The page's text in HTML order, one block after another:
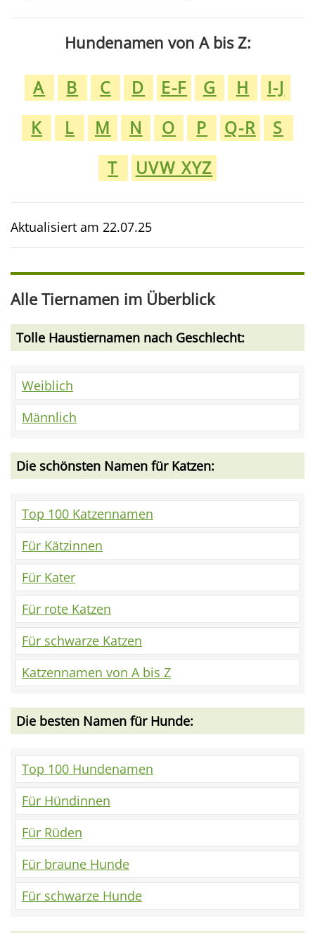
Hundenamen von A bis Z:
A B C D E-F G H
I-J
K
L M N O P Q-R
S
T
UVW XYZ
Aktualisiert am 22.07.25
Alle Tiernamen im Überblick
Tolle Haustiernamen nach Geschlecht:
Weiblich
Männlich
Die schönsten Namen für Katzen:
Top 100 Katzennamen
Für Kätzinnen
Für Kater
Für rote Katzen
Für schwarze Katzen
Katzennamen von A bis Z
Die besten Namen für Hunde:
Top 100 Hundenamen
Für Hündinnen
Für Rüden
Für braune Hunde
Für schwarze Hunde